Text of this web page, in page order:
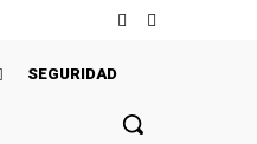
SEGURIDAD